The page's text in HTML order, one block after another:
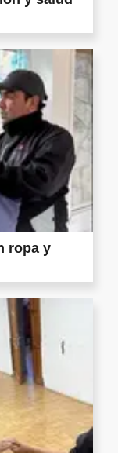
ropa y